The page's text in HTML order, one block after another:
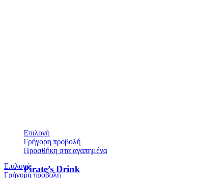
Επιλογή
Γρήγορη προβολή
Προσθήκη στα αγαπημένα
Pirate’s Drink
Επιλογή
Γρήγορη προβολή